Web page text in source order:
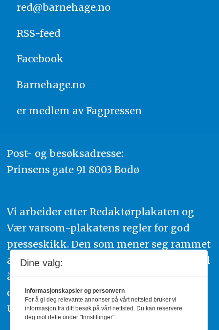
red@barnehage.no
RSS-feed
Facebook
Barnehage.no
er medlem av Fagpressen
Post- og besøksadresse:
Prinsens gate 91 8003 Bodø
Vi arbeider etter Redaktørplakaten og
Vær varsom-plakatens regler for god
presseskikk. Den som mener seg rammet
av urettmessig publisering, oppfordres til
å ta kontakt med redaksjonen. Du kan
også klage inn saker til Pressens Faglige
Utvalg,www.pfu.no.
Dine valg:
Informasjonskapsler og personvern
For å gi deg relevante annonser på vårt nettsted bruker vi
informasjon fra ditt besøk på vårt nettsted. Du kan reservere
deg mot dette under "Innstillinger".